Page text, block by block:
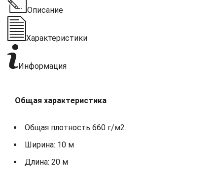
Описание
Характеристики
Информация
Общая характеристика
Общая плотность 660 г/м2.
Ширина: 10 м
Длина: 20 м